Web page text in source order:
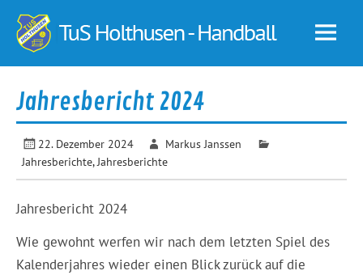
content TuS
Jahresbericht 2024
22. Dezember 2024
Markus Janssen
Jahresberichte,Jahresberichte
Jahresbericht 2024
Wie gewohnt werfen wir nach dem letzten Spiel des
Kalenderjahres wieder einen Blick zurück auf die